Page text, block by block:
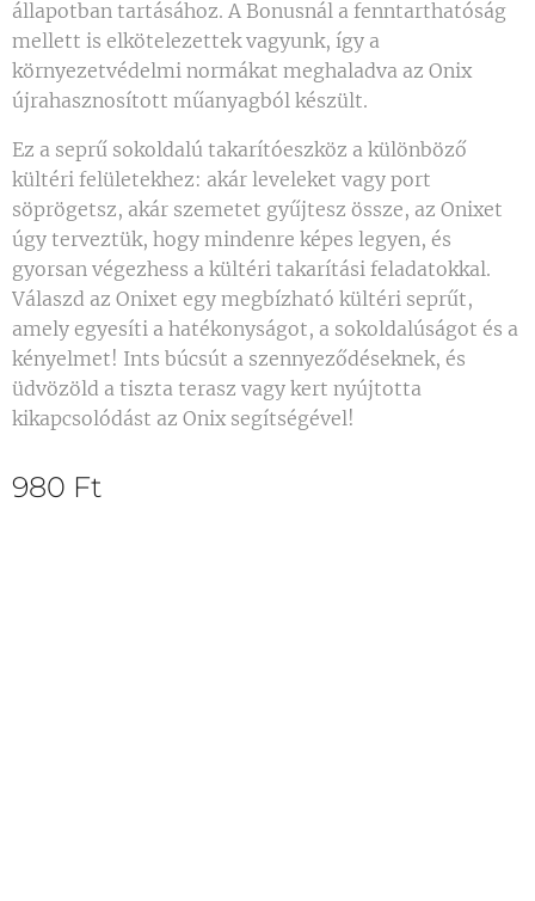
állapotban tartásához. A Bonusnál a fenntarthatóság
mellett is elkötelezettek vagyunk, így a
környezetvédelmi normákat meghaladva az Onix
újrahasznosított műanyagból készült.
Ez a seprű sokoldalú takarítóeszköz a különböző
kültéri felületekhez: akár leveleket vagy port
söprögetsz, akár szemetet gyűjtesz össze, az Onixet
úgy terveztük, hogy mindenre képes legyen, és
gyorsan végezhess a kültéri takarítási feladatokkal.
Válaszd az Onixet egy megbízható kültéri seprűt,
amely egyesíti a hatékonyságot, a sokoldalúságot és a
kényelmet! Ints búcsút a szennyeződéseknek, és
üdvözöld a tiszta terasz vagy kert nyújtotta
kikapcsolódást az Onix segítségével!
980 Ft